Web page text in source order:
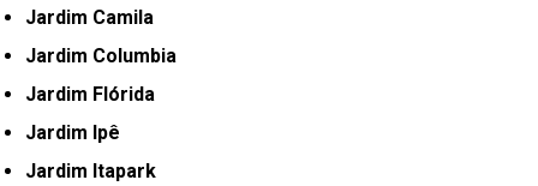
Jardim Camila
Jardim Columbia
Jardim Flórida
Jardim Ipê
Jardim Itapark